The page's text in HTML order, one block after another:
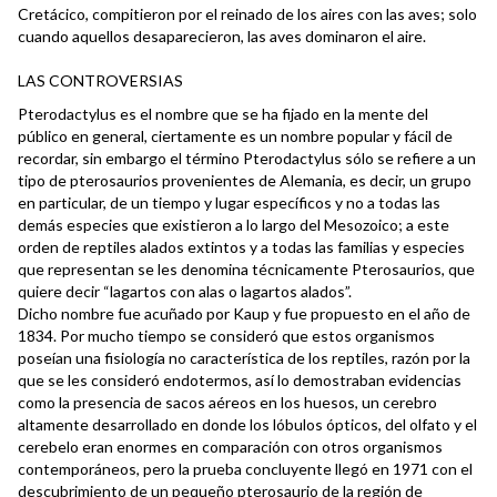
Cretácico, compitieron por el reinado de los aires con las aves; solo
cuando aquellos desaparecieron, las aves dominaron el aire.
LAS CONTROVERSIAS
Pterodactylus es el nombre que se ha fijado en la mente del
público en general, ciertamente es un nombre popular y fácil de
recordar, sin embargo el término Pterodactylus sólo se refiere a un
tipo de pterosaurios provenientes de Alemania, es decir, un grupo
en particular, de un tiempo y lugar específicos y no a todas las
demás especies que existieron a lo largo del Mesozoico; a este
orden de reptiles alados extintos y a todas las familias y especies
que representan se les denomina técnicamente Pterosaurios, que
quiere decir “lagartos con alas o lagartos alados”.
Dicho nombre fue acuñado por Kaup y fue propuesto en el año de
1834. Por mucho tiempo se consideró que estos organismos
poseían una fisiología no característica de los reptiles, razón por la
que se les consideró endotermos, así lo demostraban evidencias
como la presencia de sacos aéreos en los huesos, un cerebro
altamente desarrollado en donde los lóbulos ópticos, del olfato y el
cerebelo eran enormes en comparación con otros organismos
contemporáneos, pero la prueba concluyente llegó en 1971 con el
descubrimiento de un pequeño pterosaurio de la región de